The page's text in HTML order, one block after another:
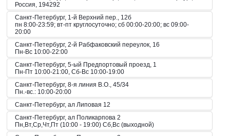
Россия, 194292
Санкт-Петербург, 1-й Верхний пер., 12б
пн 8:00-23:59; вт-пт круглосуточно; сб 00:00-20:00; вс 09:00-
20:00
Санкт-Петербург, 2-й Рабфаковский переулок, 16
Пн-Вс 10:00-22:00
Санкт-Петербург, 5-ый Предпортовый проезд, 1
Пн-Пт 10:00-21:00, Сб-Вс 10:00-19:00
Санкт-Петербург, 8-я линия В.О., 45/34
Пн.-вс.: 10:00-20:00
Санкт-Петербург, ал Липовая 12
Санкт-Петербург, ал Поликарпова 2
Пн,Вт,Ср,Чт,Пт (10:00 - 19:00) Сб,Вс (выходной)